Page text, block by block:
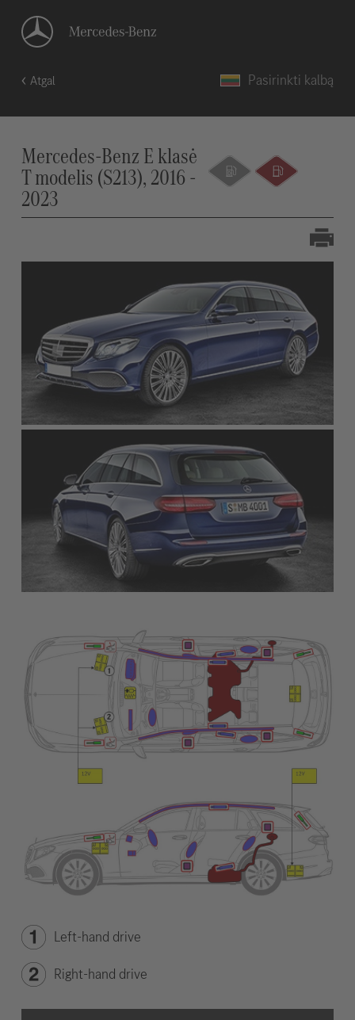
Atgal Pasirinkti kalbą
Mercedes-Benz E klasė
T modelis (S213), 2016 -
2023
Left-hand drive
Right-hand drive